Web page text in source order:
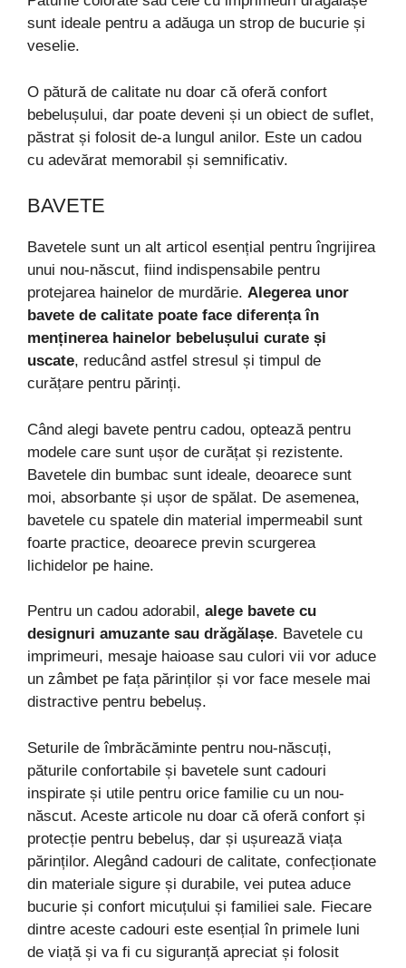
sunt ideale pentru a adăuga un strop de bucurie și
veselie.
O pătură de calitate nu doar că oferă confort
bebelușului, dar poate deveni și un obiect de suflet,
păstrat și folosit de-a lungul anilor. Este un cadou
cu adevărat memorabil și semnificativ.
BAVETE
Bavetele sunt un alt articol esențial pentru îngrijirea
unui nou-născut, fiind indispensabile pentru
protejarea hainelor de murdărie. Alegerea unor
bavete de calitate poate face diferența în
menținerea hainelor bebelușului curate și
uscate, reducând astfel stresul și timpul de
curățare pentru părinți.
Când alegi bavete pentru cadou, optează pentru
modele care sunt ușor de curățat și rezistente.
Bavetele din bumbac sunt ideale, deoarece sunt
moi, absorbante și ușor de spălat. De asemenea,
bavetele cu spatele din material impermeabil sunt
foarte practice, deoarece previn scurgerea
lichidelor pe haine.
Pentru un cadou adorabil, alege bavete cu
designuri amuzante sau drăgălașe. Bavetele cu
imprimeuri, mesaje haioase sau culori vii vor aduce
un zâmbet pe fața părinților și vor face mesele mai
distractive pentru bebeluș.
Seturile de îmbrăcăminte pentru nou-născuți,
păturile confortabile și bavetele sunt cadouri
inspirate și utile pentru orice familie cu un nou-
născut. Aceste articole nu doar că oferă confort și
protecție pentru bebeluș, dar și ușurează viața
părinților. Alegând cadouri de calitate, confecționate
din materiale sigure și durabile, vei putea aduce
bucurie și confort micuțului și familiei sale. Fiecare
dintre aceste cadouri este esențial în primele luni
de viață și va fi cu siguranță apreciat și folosit